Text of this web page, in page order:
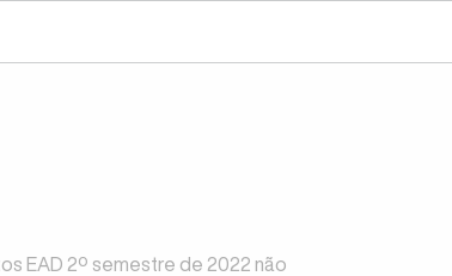
EAD 2º semestre de 2022 não